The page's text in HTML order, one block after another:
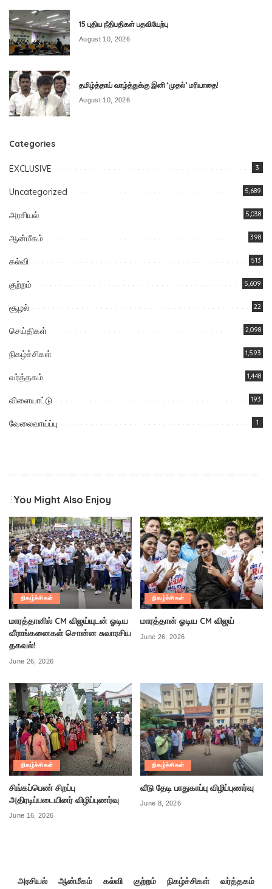
15 புதிய நீதிபதிகள் பதவியேற்பு
August 10, 2026
தமிழ்த்தாய் வாழ்த்துக்கு இனி ‘முதல்’ மரியாதை!
August 10, 2026
Categories
EXCLUSIVE 3
Uncategorized 5,689
அரசியல் 5,038
ஆன்மீகம் 398
கல்வி 513
குற்றம் 5,609
சூழல் 22
செய்திகள் 2,098
நிகழ்ச்சிகள் 1,593
வர்த்தகம் 1,448
விளையாட்டு 193
வேலைவாய்ப்பு 1
You Might Also Enjoy
நிகழ்ச்சிகள்
மாரத்தானில் CM விஜய்யுடன் ஓடிய
வீராங்கனைகள் சொன்ன சுவாரசிய
தகவல்!
June 26, 2026
நிகழ்ச்சிகள்
மாரத்தான் ஓடிய CM விஜய்
June 26, 2026
நிகழ்ச்சிகள்
சிங்கப்பெண் சிறப்பு
அதிரடிப்படையினர் விழிப்புணர்வு
June 16, 2026
நிகழ்ச்சிகள்
வீடு தேடி பாதுகாப்பு விழிப்புணர்வு
June 8, 2026
அரசியல் ஆன்மீகம் கல்வி குற்றம் நிகழ்ச்சிகள் வர்த்தகம்